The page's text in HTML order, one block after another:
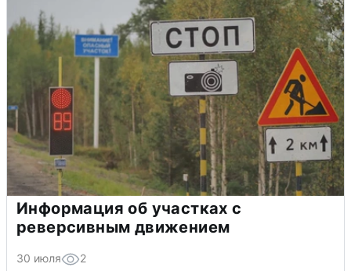
Информация об участках с
реверсивным движением
30 июля 2